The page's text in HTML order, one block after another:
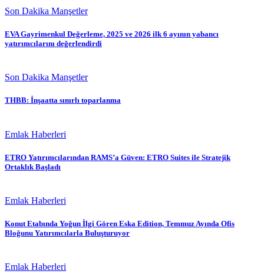
Son Dakika Manşetler
EVA Gayrimenkul Değerleme, 2025 ve 2026 ilk 6 ayının yabancı
yatırımcılarını değerlendirdi
Son Dakika Manşetler
THBB: İnşaatta sınırlı toparlanma
Emlak Haberleri
ETRO Yatırımcılarından RAMS’a Güven: ETRO Suites ile Stratejik
Ortaklık Başladı
Emlak Haberleri
Konut Etabında Yoğun İlgi Gören Eska Edition, Temmuz Ayında Ofis
Bloğunu Yatırımcılarla Buluşturuyor
Emlak Haberleri